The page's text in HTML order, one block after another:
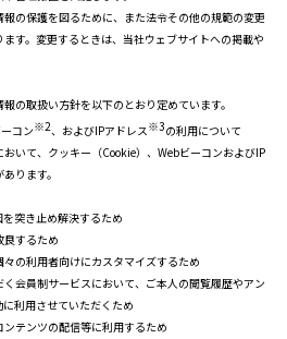
の保護を図るために、また法令その他の規範の変更
す。変更するときは、当社ウェブサイトへの掲載や
の取扱い方針を以下のとおり定めています。
コン※2、およびIPアドレス※3の利用について
いて、クッキー（Cookie）、WebビーコンおよびIP
ります。
突き止め解決するため
良するため
の利用者向けにカスタマイズするため
会員制サービスにおいて、ご本人の閲覧履歴やアン
利用させていただくため
テンツの配信等に利用するため